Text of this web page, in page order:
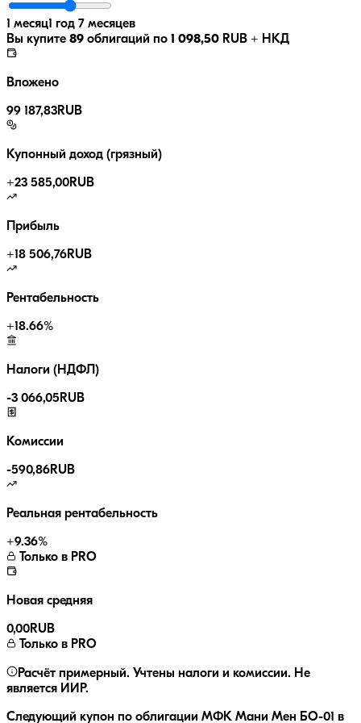
1 месяц1 год 7 месяцев
Вы купите 89 облигаций по 1 098,50 RUB + НКД
Вложено
99 187,83RUB
Купонный доход (грязный)
+23 585,00RUB
Прибыль
+18 506,76RUB
Рентабельность
+18.66%
Налоги (НДФЛ)
-3 066,05 RUB
Комиссии
-590,86RUB
Реальная рентабельность
+9.36%
Только в PRO
Новая средняя
0,00RUB
Только в PRO
Расчёт примерный. Учтены налоги и комиссии. Не
является ИИР.
Следующий купон по облигации МФК Мани Мен БО-01 в